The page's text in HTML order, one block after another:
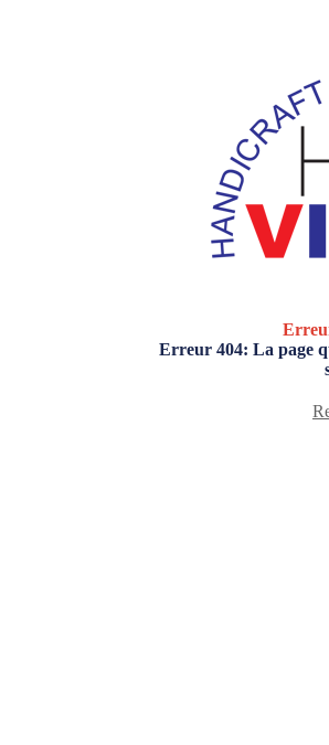
Erreur 404: La page